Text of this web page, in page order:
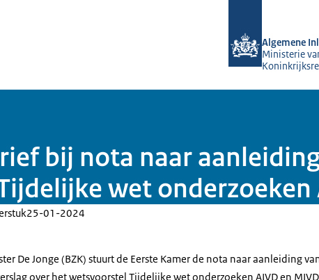
Algemene
Ministerie
bij nota naar
wet onderzoeken
25-01-2024
De Jonge (BZK) stuurt de Eerste Kamer de nota naar aanleiding
over het wetsvoorstel Tijdelijke wet onderzoeken AIVD en MIVD